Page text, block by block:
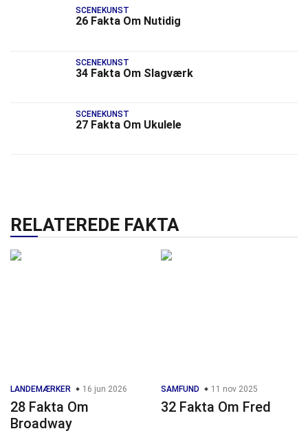
SCENEKUNST
26 Fakta Om Nutidig
SCENEKUNST
34 Fakta Om Slagværk
SCENEKUNST
27 Fakta Om Ukulele
RELATEREDE FAKTA
LANDEMÆRKER 16 jun 2026
28 Fakta Om
Broadway
SAMFUND 11 nov 2025
32 Fakta Om Fred